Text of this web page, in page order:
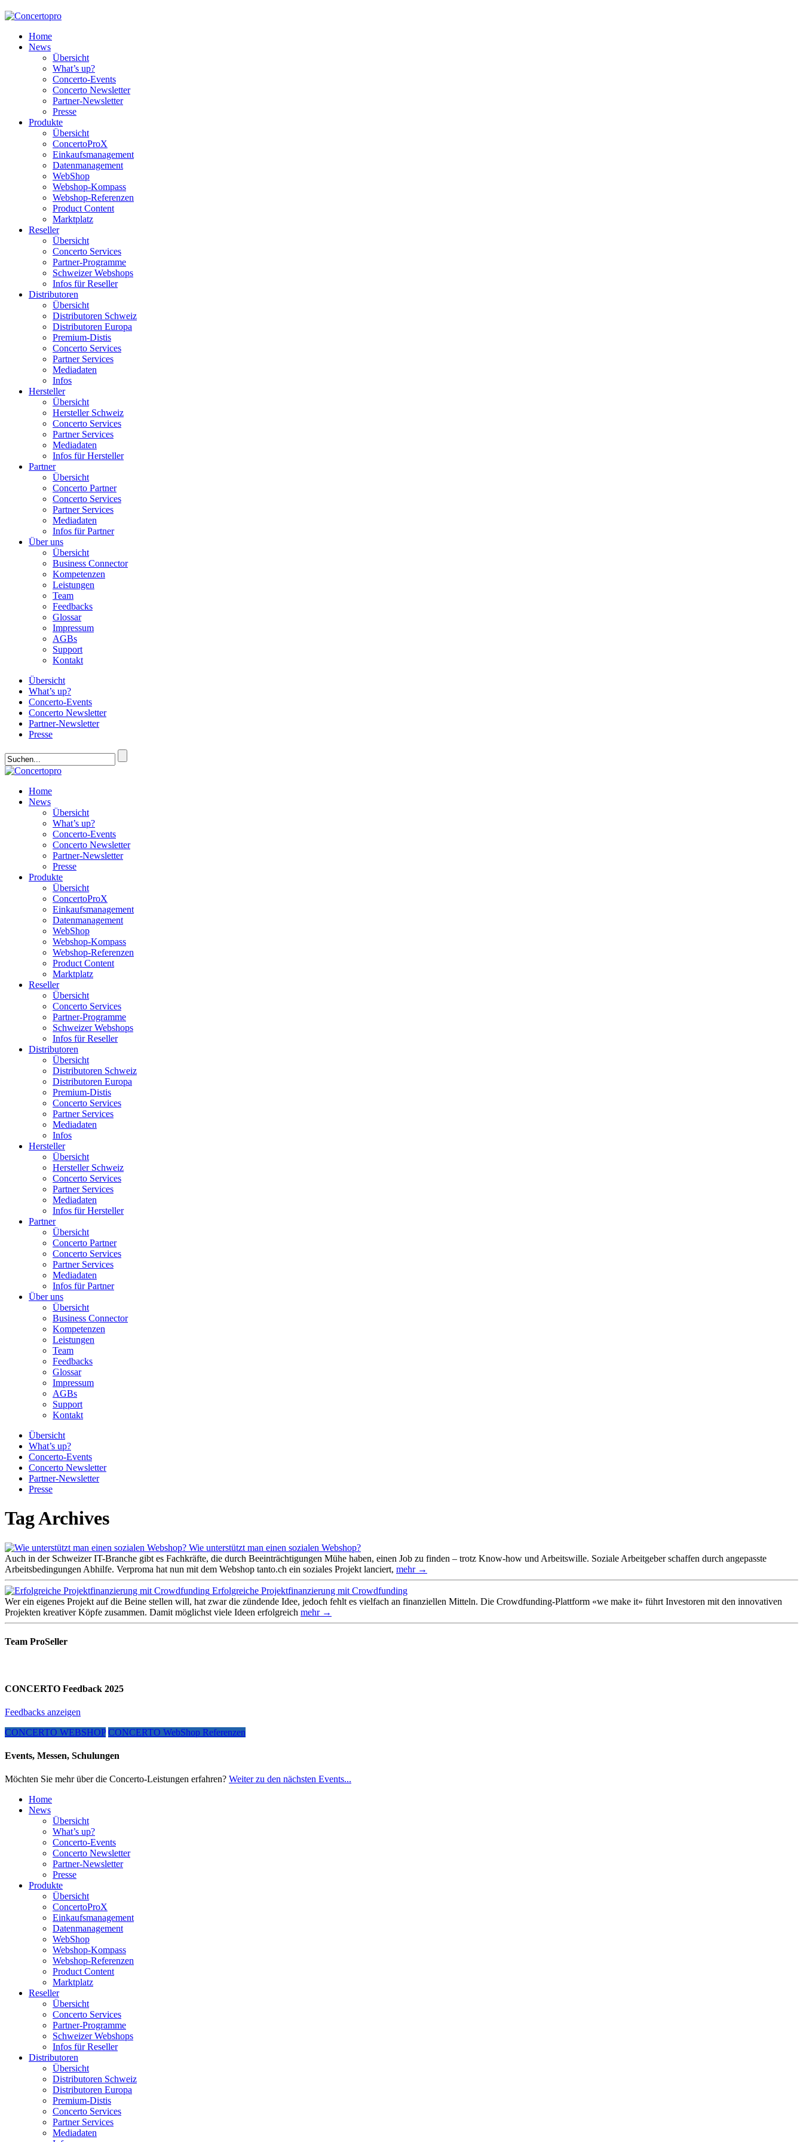
Home
News
Übersicht
What’s up?
Concerto-Events
Concerto Newsletter
Partner-Newsletter
Presse
Produkte
Übersicht
ConcertoProX
Einkaufsmanagement
Datenmanagement
WebShop
Webshop-Kompass
Webshop-Referenzen
Product Content
Marktplatz
Reseller
Übersicht
Concerto Services
Partner-Programme
Schweizer Webshops
Infos für Reseller
Distributoren
Übersicht
Distributoren Schweiz
Distributoren Europa
Premium-Distis
Concerto Services
Partner Services
Mediadaten
Infos
Hersteller
Übersicht
Hersteller Schweiz
Concerto Services
Partner Services
Mediadaten
Infos für Hersteller
Partner
Übersicht
Concerto Partner
Concerto Services
Partner Services
Mediadaten
Infos für Partner
Über uns
Übersicht
Business Connector
Kompetenzen
Leistungen
Team
Feedbacks
Glossar
Impressum
AGBs
Support
Kontakt
Übersicht
What’s up?
Concerto-Events
Concerto Newsletter
Partner-Newsletter
Presse
Home
News
Übersicht
What’s up?
Concerto-Events
Concerto Newsletter
Partner-Newsletter
Presse
Produkte
Übersicht
ConcertoProX
Einkaufsmanagement
Datenmanagement
WebShop
Webshop-Kompass
Webshop-Referenzen
Product Content
Marktplatz
Reseller
Übersicht
Concerto Services
Partner-Programme
Schweizer Webshops
Infos für Reseller
Distributoren
Übersicht
Distributoren Schweiz
Distributoren Europa
Premium-Distis
Concerto Services
Partner Services
Mediadaten
Infos
Hersteller
Übersicht
Hersteller Schweiz
Concerto Services
Partner Services
Mediadaten
Infos für Hersteller
Partner
Übersicht
Concerto Partner
Concerto Services
Partner Services
Mediadaten
Infos für Partner
Über uns
Übersicht
Business Connector
Kompetenzen
Leistungen
Team
Feedbacks
Glossar
Impressum
AGBs
Support
Kontakt
Übersicht
What’s up?
Concerto-Events
Concerto Newsletter
Partner-Newsletter
Presse
Tag Archives
Wie unterstützt man einen sozialen Webshop?
Auch in der Schweizer IT-Branche gibt es Fachkräfte, die durch Beeinträchtigungen Mühe haben, einen Job zu finden – trotz Know-how und Arbeitswille. Soziale Arbeitgeber schaffen durch angepasste
Arbeitsbedingungen Abhilfe. Verproma hat nun mit dem Webshop tanto.ch ein soziales Projekt lanciert, mehr →
Erfolgreiche Projektfinanzierung mit Crowdfunding
Wer ein eigenes Projekt auf die Beine stellen will, hat zwar die zündende Idee, jedoch fehlt es vielfach an finanziellen Mitteln. Die Crowdfunding-Plattform «we make it» führt Investoren mit den innovativen
Projekten kreativer Köpfe zusammen. Damit möglichst viele Ideen erfolgreich mehr →
Team ProSeller
CONCERTO Feedback 2025
Feedbacks anzeigen
CONCERTO WEBSHOP CONCERTO WebShop Referenzen
Events, Messen, Schulungen
Möchten Sie mehr über die Concerto-Leistungen erfahren? Weiter zu den nächsten Events...
Home
News
Übersicht
What’s up?
Concerto-Events
Concerto Newsletter
Partner-Newsletter
Presse
Produkte
Übersicht
ConcertoProX
Einkaufsmanagement
Datenmanagement
WebShop
Webshop-Kompass
Webshop-Referenzen
Product Content
Marktplatz
Reseller
Übersicht
Concerto Services
Partner-Programme
Schweizer Webshops
Infos für Reseller
Distributoren
Übersicht
Distributoren Schweiz
Distributoren Europa
Premium-Distis
Concerto Services
Partner Services
Mediadaten